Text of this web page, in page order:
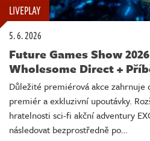
LIVEPLAY
5. 6. 2026
Future Games Show
Wholesome Direct +
Důležité premiérová akce zahrnuje
premiér a exkluzivní upoutávky.
hratelnosti sci-fi akční adventury
následovat bezprostředně po…